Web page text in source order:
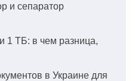
и сепаратор
1 ТБ: в чем разница,
в Украине для